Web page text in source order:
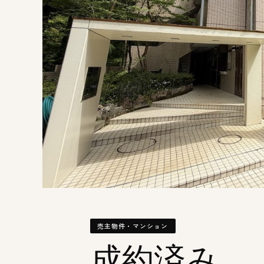
売主物件・マンション